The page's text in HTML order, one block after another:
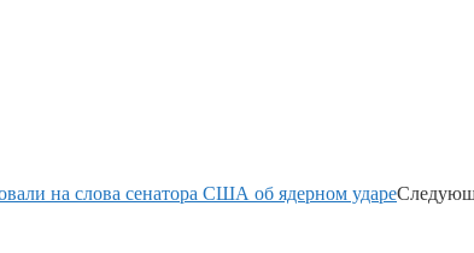
на слова сенатора США об ядерном ударе